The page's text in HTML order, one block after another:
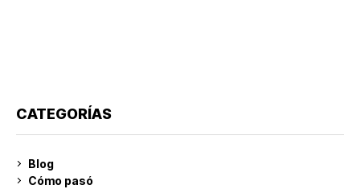
CATEGORÍAS
Blog
Cómo pasó